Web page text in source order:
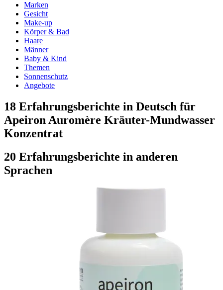
Marken
Gesicht
Make-up
Körper & Bad
Haare
Männer
Baby & Kind
Themen
Sonnenschutz
Angebote
18 Erfahrungsberichte in Deutsch für
Apeiron Auromère Kräuter-Mundwasser
Konzentrat
20 Erfahrungsberichte in anderen
Sprachen